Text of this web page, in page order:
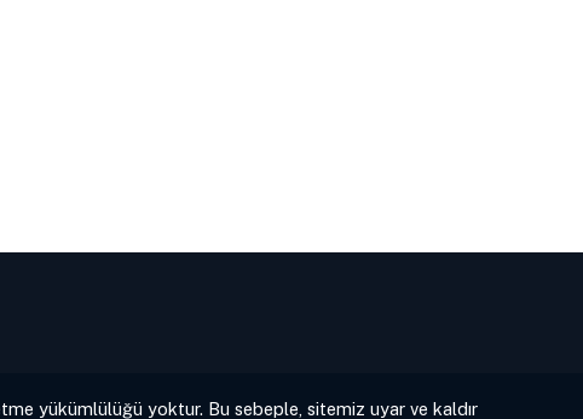
yükümlülüğü yoktur. Bu sebeple, sitemiz uyar ve kaldır